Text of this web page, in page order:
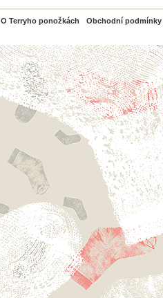
O Terryho ponožkách Obchodní podmínky
PayPal